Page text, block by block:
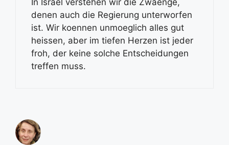
denen auch die Regierung unterworfen
ist. Wir koennen unmoeglich alles gut
heissen, aber im tiefen Herzen ist jeder
froh, der keine solche Entscheidungen
treffen muss.